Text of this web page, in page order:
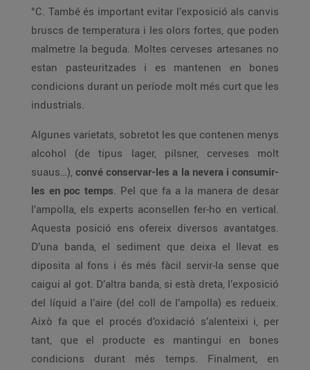
°C. També és important evitar l’exposició als canvis
bruscs de temperatura i les olors fortes, que poden
malmetre la beguda. Moltes cerveses artesanes no
estan pasteuritzades i es mantenen en bones
condicions durant un període molt més curt que les
industrials.
Algunes varietats, sobretot les que contenen menys
alcohol (de tipus lager, pilsner, cerveses molt
suaus…), convé conservar-les a la nevera i consumir-
les en poc temps. Pel que fa a la manera de desar
l’ampolla, els experts aconsellen fer-ho en vertical.
Aquesta posició ens ofereix diversos avantatges.
D’una banda, el sediment que deixa el llevat es
diposita al fons i és més fàcil servir-la sense que
caigui al got. D’altra banda, si està dreta, l’exposició
del líquid a l’aire (del coll de l’ampolla) es redueix.
Això fa que el procés d’oxidació s’alenteixi i, per
tant, que el producte es mantingui en bones
condicions durant més temps. Finalment, en